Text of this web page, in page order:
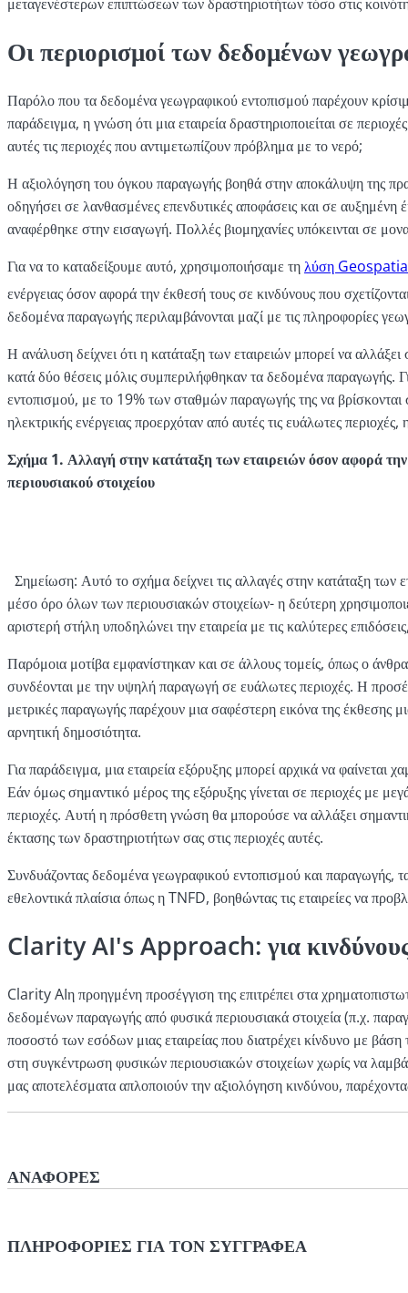
Οι περιορισμοί των δεδομένων
Παρόλο που τα δεδομένα γεωγραφικού εντοπισμού παρέχουν
παράδειγμα, η γνώση ότι μια εταιρεία δραστηριοποιείται σε
αυτές τις περιοχές που αντιμετωπίζουν πρόβλημα με το νερό;
Η αξιολόγηση του όγκου παραγωγής βοηθά στην αποκάλυψη της
οδηγήσει σε λανθασμένες επενδυτικές αποφάσεις και σε
αναφέρθηκε στην εισαγωγή. Πολλές βιομηχανίες υπόκεινται σε
Για να το καταδείξουμε αυτό, χρησιμοποιήσαμε τηλύση
ενέργειας όσον αφορά την έκθεσή τους σε κινδύνους που
δεδομένα παραγωγής περιλαμβάνονται μαζί με τις πληροφορίες
Η ανάλυση δείχνει ότι η κατάταξη των εταιρειών μπορεί να
κατά δύο θέσεις μόλις συμπεριλήφθηκαν τα δεδομένα παραγωγής.
εντοπισμού, με το 19% των σταθμών παραγωγής της να
ηλεκτρικής ενέργειας προερχόταν από αυτές τις ευάλωτες
Σχήμα 1. Αλλαγή στην κατάταξη των εταιρειών όσον αφορά
περιουσιακού στοιχείου
Σημείωση: Αυτό το σχήμα δείχνει τις αλλαγές στην κατάταξη
μέσο όρο όλων των περιουσιακών στοιχείων- η δεύτερη
αριστερή στήλη υποδηλώνει την εταιρεία με τις καλύτερες
Παρόμοια μοτίβα εμφανίστηκαν και σε άλλους τομείς, όπως ο
συνδέονται με την υψηλή παραγωγή σε ευάλωτες περιοχές. Η
μετρικές παραγωγής παρέχουν μια σαφέστερη εικόνα της έκθεσης
αρνητική δημοσιότητα.
Για παράδειγμα, μια εταιρεία εξόρυξης μπορεί αρχικά να
Εάν όμως σημαντικό μέρος της εξόρυξης γίνεται σε περιοχές με
περιοχές. Αυτή η πρόσθετη γνώση θα μπορούσε να αλλάξει
έκτασης των δραστηριοτήτων σας στις περιοχές αυτές.
Συνδυάζοντας δεδομένα γεωγραφικού εντοπισμού και παραγωγής,
εθελοντικά πλαίσια όπως η TNFD, βοηθώντας τις εταιρείες να
Clarity AI's Approach: για κινδύνους
Clarity AIη προηγμένη προσέγγιση της επιτρέπει στα
δεδομένων παραγωγής από φυσικά περιουσιακά στοιχεία (π.χ.
ποσοστό των εσόδων μιας εταιρείας που διατρέχει κίνδυνο με
στη συγκέντρωση φυσικών περιουσιακών στοιχείων χωρίς να
μας αποτελέσματα απλοποιούν την αξιολόγηση κινδύνου,
ΑΝΑΦΟΡΈΣ
https://www.wwf.org.uk/myfootprint/challenges/
ΠΛΗΡΟΦΟΡΊΕΣ ΓΙΑ ΤΟΝ ΣΥΓΓΡΑΦΈΑ